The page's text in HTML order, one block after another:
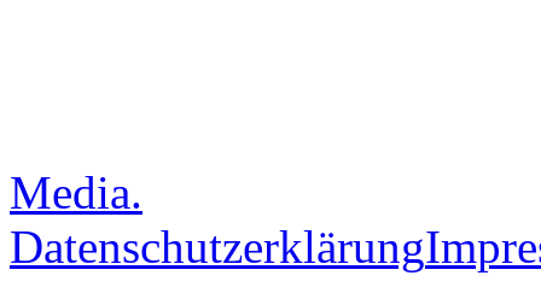
Media.
Datenschutzerklärung